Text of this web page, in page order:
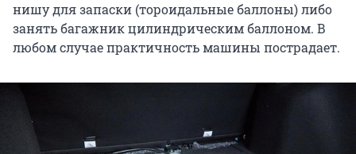
нишу для запаски (тороидальные баллоны) либо
занять багажник цилиндрическим баллоном. В
любом случае практичность машины пострадает.